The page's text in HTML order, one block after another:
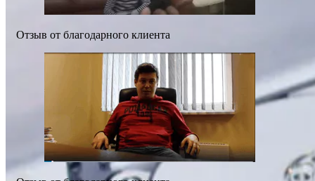
Отзыв от благодарного клиента